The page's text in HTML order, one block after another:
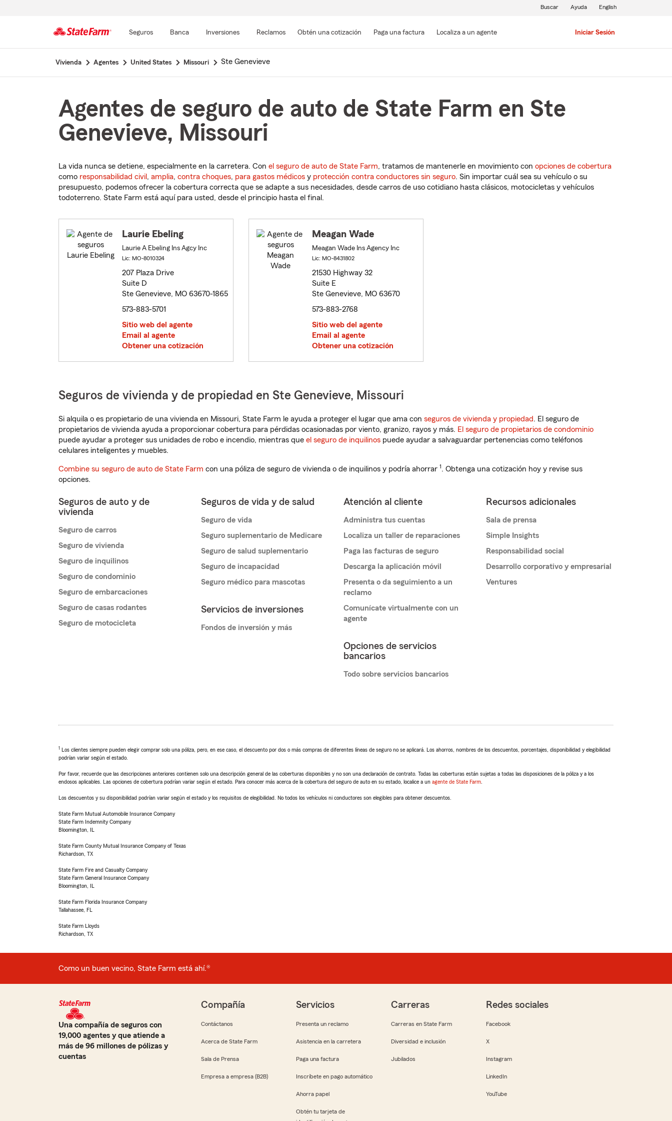
contenido
Seguros Banca Inversiones Reclamos Obtén una cotización Paga una factura Localiza a un agente Iniciar Sesión
Buscar Ayuda English
Vivienda Agentes United States Missouri Ste Genevieve
Agentes de seguro de auto de State Farm en Ste
Genevieve, Missouri
La vida nunca se detiene, especialmente en la carretera. Con el seguro de auto de State Farm, tratamos de mantenerle en movimiento con opciones de cobertura
como responsabilidad civil , amplia, contra choques, para gastos médicos y protección contra conductores sin seguro. Sin importar cuál sea su vehículo o su
presupuesto, podemos ofrecer la cobertura correcta que se adapte a sus necesidades, desde carros de uso cotidiano hasta clásicos, motocicletas y vehículos
todoterreno. State Farm está aquí para usted, desde el principio hasta el final.
Laurie Ebeling
Laurie A Ebeling Ins Agcy Inc
Lic: MO-8010324
207 Plaza Drive
Suite D
Ste Genevieve, MO 63670-1865
573-883-5701
Sitio web del agente
Email al agente
Obtener una cotización
Meagan Wade
Meagan Wade Ins Agency Inc
Lic: MO-8431802
21530 Highway 32
Suite E
Ste Genevieve, MO 63670
573-883-2768
Sitio web del agente
Email al agente
Obtener una cotización
Seguros de vivienda y de propiedad en Ste Genevieve, Missouri
Si alquila o es propietario de una vivienda en Missouri, State Farm le ayuda a proteger el lugar que ama con seguros de vivienda y propiedad. El seguro de
propietarios de vivienda ayuda a proporcionar cobertura para pérdidas ocasionadas por viento, granizo, rayos y más. El seguro de propietarios de condominio
puede ayudar a proteger sus unidades de robo e incendio, mientras que el seguro de inquilinos puede ayudar a salvaguardar pertenencias como teléfonos
celulares inteligentes y muebles.
Combine su seguro de auto de State Farm con una póliza de seguro de vivienda o de inquilinos y podría ahorrar 1. Obtenga una cotización hoy y revise sus
opciones.
Seguros de auto y de
vivienda
Seguro de carros
Seguro de vivienda
Seguro de inquilinos
Seguro de condominio
Seguro de embarcaciones
Seguro de casas rodantes
Seguro de motocicleta
Seguros de vida y de salud
Seguro de vida
Seguro suplementario de Medicare
Seguro de salud suplementario
Seguro de incapacidad
Seguro médico para mascotas
Servicios de inversiones
Fondos de inversión y más
Atención al cliente
Administra tus cuentas
Localiza un taller de reparaciones
Paga las facturas de seguro
Descarga la aplicación móvil
Presenta o da seguimiento a un
reclamo
Comunícate virtualmente con un
agente
Opciones de servicios
bancarios
Todo sobre servicios bancarios
Recursos adicionales
Sala de prensa
Simple Insights
Responsabilidad social
Desarrollo corporativo y empresarial
Ventures
1 Los clientes siempre pueden elegir comprar solo una póliza, pero, en ese caso, el descuento por dos o más compras de diferentes líneas de seguro no se aplicará. Los ahorros, nombres de los descuentos, porcentajes, disponibilidad y elegibilidad
podrían variar según el estado.
Por favor, recuerde que las descripciones anteriores contienen solo una descripción general de las coberturas disponibles y no son una declaración de contrato. Todas las coberturas están sujetas a todas las disposiciones de la póliza y a los
endosos aplicables. Las opciones de cobertura podrían variar según el estado. Para conocer más acerca de la cobertura del seguro de auto en su estado, localice a un agente de State Farm
Los descuentos y su disponibilidad podrían variar según el estado y los requisitos de elegibilidad. No todos los vehículos ni conductores son elegibles para obtener descuentos.
State Farm Mutual Automobile Insurance Company
State Farm Indemnity Company
Bloomington, IL
State Farm County Mutual Insurance Company of Texas
Richardson, TX
State Farm Fire and Casualty Company
State Farm General Insurance Company
Bloomington, IL
State Farm Florida Insurance Company
Tallahassee, FL
State Farm Lloyds
Richardson, TX
Como un buen vecino, State Farm está ahí.®
Una compañía de seguros con
19,000 agentes y que atiende a
más de 96 millones de pólizas y
cuentas
Compañía
Contáctanos
Acerca de State Farm
Sala de Prensa
Empresa a empresa (B2B)
Servicios
Presenta un reclamo
Asistencia en la carretera
Paga una factura
Inscríbete en pago automático
Ahorra papel
Obtén tu tarjeta de
Carreras
Carreras en State Farm
Diversidad e inclusión
Jubilados
Redes sociales
Facebook
X
Instagram
LinkedIn
YouTube